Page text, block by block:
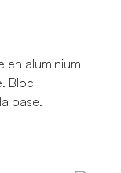
en aluminium
Bloc
base.